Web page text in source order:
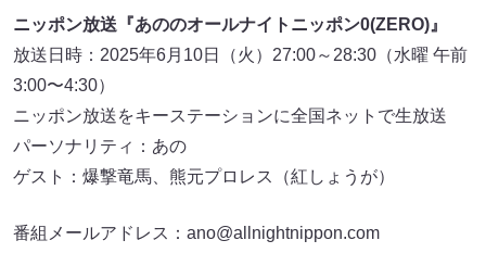
ニッポン放送『あののオールナイトニッポン0(ZERO)』
放送日時：2025年6月10日（火）27:00～28:30（水曜 午前
3:00〜4:30）
ニッポン放送をキーステーションに全国ネットで生放送
パーソナリティ：あの
ゲスト：爆撃竜馬、熊元プロレス（紅しょうが）
番組メールアドレス：ano@allnightnippon.com